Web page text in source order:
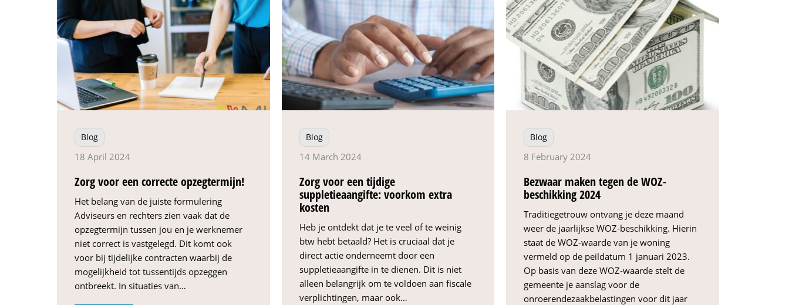
Blog
18 April 2024
Zorg voor een correcte opzegtermijn!
Het belang van de juiste formulering
Adviseurs en rechters zien vaak dat de
opzegtermijn tussen jou en je werknemer
niet correct is vastgelegd. Dit komt ook
voor bij tijdelijke contracten waarbij de
mogelijkheid tot tussentijds opzeggen
ontbreekt. In situaties van…
Blog
14 March 2024
Zorg voor een tijdige
suppletieaangifte: voorkom extra
kosten
Heb je ontdekt dat je te veel of te weinig
btw hebt betaald? Het is cruciaal dat je
direct actie onderneemt door een
suppletieaangifte in te dienen. Dit is niet
alleen belangrijk om te voldoen aan fiscale
verplichtingen, maar ook…
Blog
8 February 2024
Bezwaar maken tegen de WOZ-
beschikking 2024
Traditiegetrouw ontvang je deze maand
weer de jaarlijkse WOZ-beschikking. Hierin
staat de WOZ-waarde van je woning
vermeld op de peildatum 1 januari 2023.
Op basis van deze WOZ-waarde stelt de
gemeente je aanslag voor de
onroerendezaakbelastingen voor dit jaar